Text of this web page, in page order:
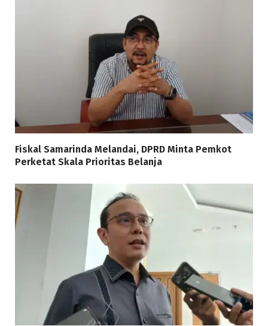
Fiskal Samarinda Melandai, DPRD Minta Pemkot
Perketat Skala Prioritas Belanja